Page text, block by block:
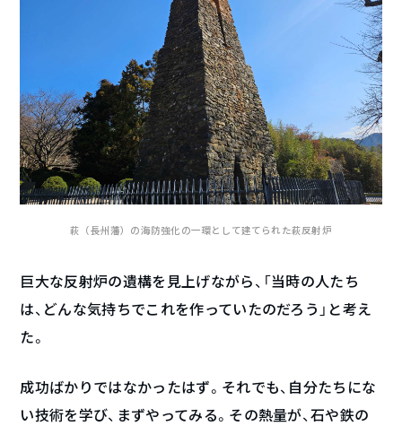
萩（長州藩）の海防強化の一環として建てられた萩反射炉
巨大な反射炉の遺構を見上げながら、「当時の人たち
は、どんな気持ちでこれを作っていたのだろう」と考え
た。
成功ばかりではなかったはず。それでも、自分たちにな
い技術を学び、まずやってみる。その熱量が、石や鉄の